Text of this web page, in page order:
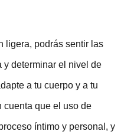
ligera, podrás sentir las
y determinar el nivel de
a tu cuerpo y a tu
cuenta que el uso de
íntimo y personal, y